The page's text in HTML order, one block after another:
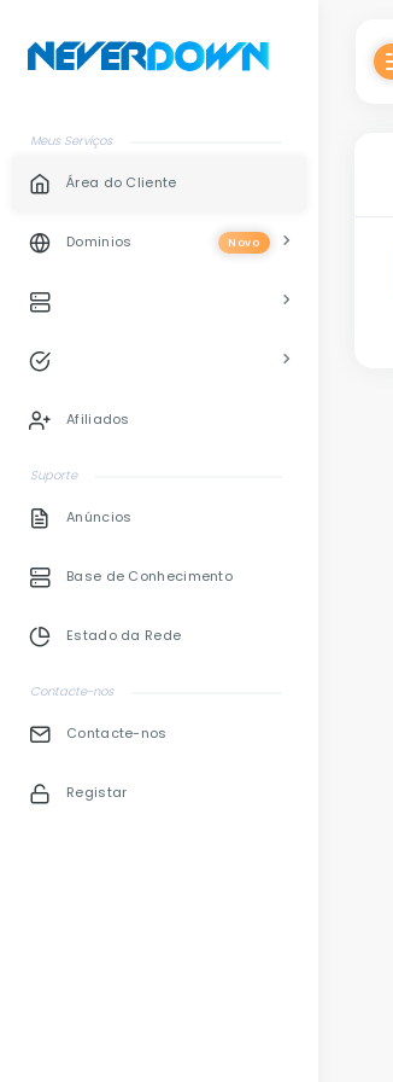
Meus Serviços
Área do Cliente
Dominios Novo
Afiliados
Suporte
Anúncios
Base de Conhecimento
Estado da Rede
Contacte-nos
Contacte-nos
Registar